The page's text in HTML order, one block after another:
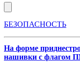
БЕЗОПАСНОСТЬ
На форме
нашивки с флагом